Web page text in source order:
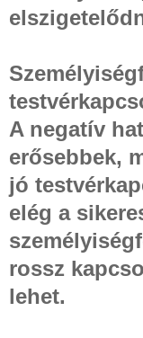
A negatív
erősebbek,
jó
elég a
rossz
lehet.